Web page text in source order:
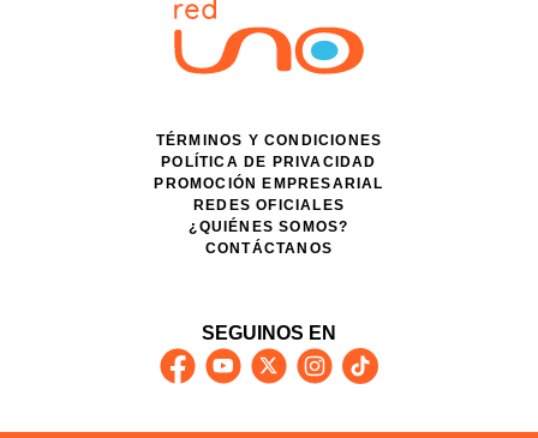
TÉRMINOS Y CONDICIONES
POLÍTICA DE PRIVACIDAD
PROMOCIÓN EMPRESARIAL
REDES OFICIALES
¿QUIÉNES SOMOS?
CONTÁCTANOS
SEGUINOS EN